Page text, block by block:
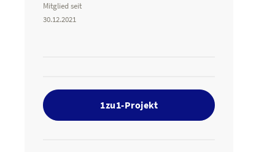
Mitglied seit
30.12.2021
1zu1-Projekt